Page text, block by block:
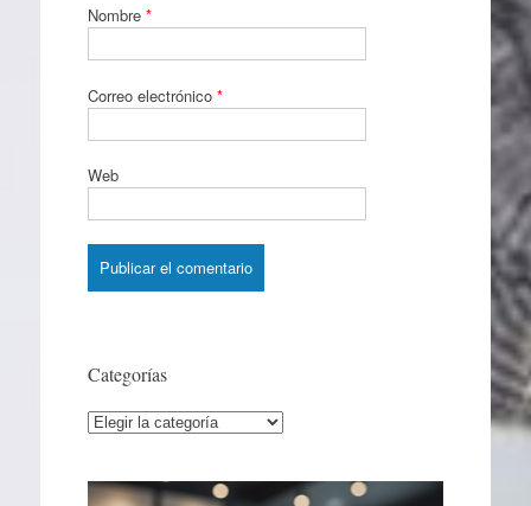
Nombre *
Correo electrónico *
Web
Categorías
Categorías